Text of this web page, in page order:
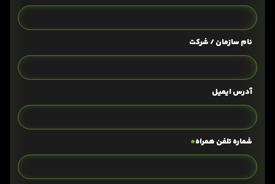
نام سازمان / شرکت
آدرس ایمیل
شماره تلفن همراه*